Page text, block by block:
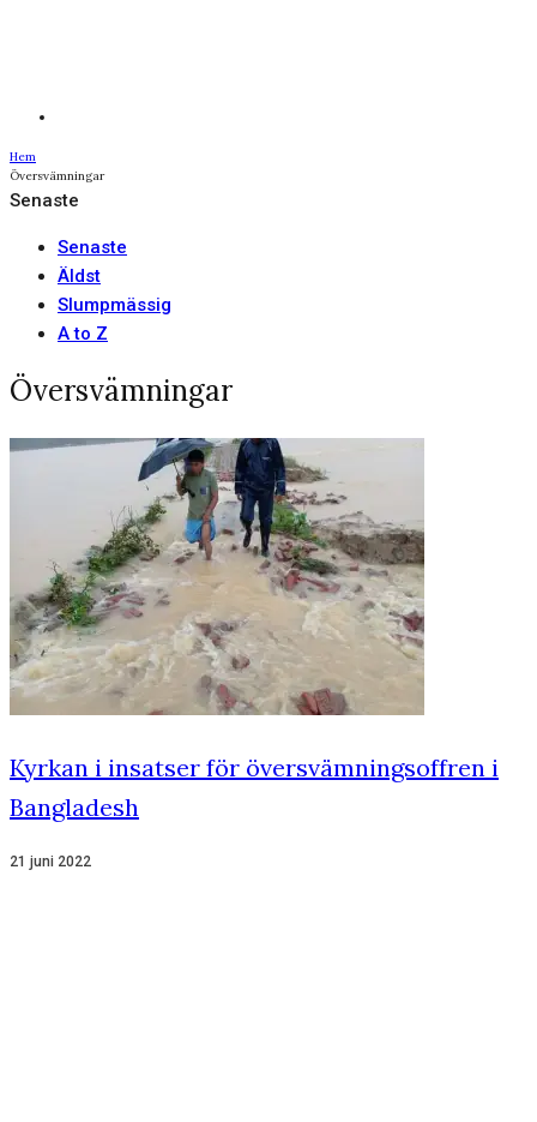
Hem
Översvämningar
Senaste
Senaste
Äldst
Slumpmässig
A to Z
Översvämningar
Kyrkan i insatser för översvämningsoffren i
Bangladesh
21 juni 2022